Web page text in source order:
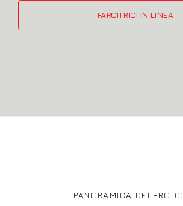
FARCITRICI IN LINEA
PANORAMICA DEI